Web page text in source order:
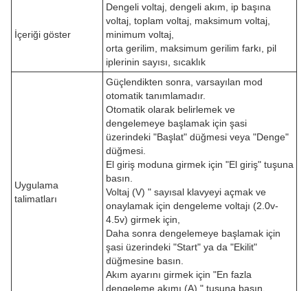
İçeriği göster
Dengeli voltaj, dengeli akım, ip başına
voltaj, toplam voltaj, maksimum voltaj,
minimum voltaj,
orta gerilim, maksimum gerilim farkı, pil
iplerinin sayısı, sıcaklık
Uygulama
talimatları
Güçlendikten sonra, varsayılan mod
otomatik tanımlamadır.
Otomatik olarak belirlemek ve
dengelemeye başlamak için şasi
üzerindeki "Başlat" düğmesi veya "Denge"
düğmesi.
El giriş moduna girmek için "El giriş" tuşuna
basın.
Voltaj (V) " sayısal klavyeyi açmak ve
onaylamak için dengeleme voltajı (2.0v-
4.5v) girmek için,
Daha sonra dengelemeye başlamak için
şasi üzerindeki "Start" ya da "Ekilit"
düğmesine basın.
Akım ayarını girmek için "En fazla
dengeleme akımı (A) " tuşuna basın,